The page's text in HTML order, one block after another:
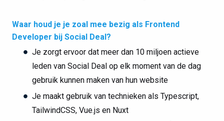
Waar houd je je zoal mee bezig als Frontend
Developer bij Social Deal?
Je zorgt ervoor dat meer dan 10 miljoen actieve
leden van Social Deal op elk moment van de dag
gebruik kunnen maken van hun website
Je maakt gebruik van technieken als Typescript,
TailwindCSS, Vue.js en Nuxt